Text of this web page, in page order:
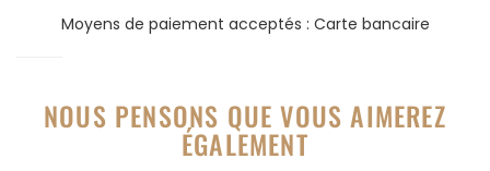
Moyens de paiement acceptés : Carte bancaire
NOUS PENSONS QUE VOUS AIMEREZ
ÉGALEMENT